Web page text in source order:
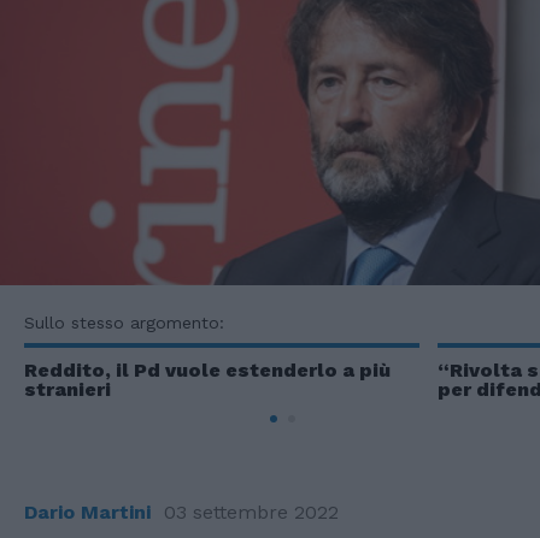
Sullo stesso argomento:
Reddito, il Pd vuole estenderlo a più
stranieri
“Rivolta
per
Dario Martini 03 settembre 2022